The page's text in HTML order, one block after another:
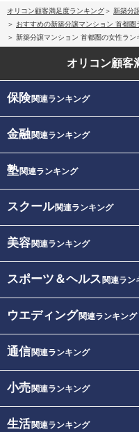
オリコン顧客満足度ランキング
新築分
おすすめの新築分譲マンション 首都圏
新築分譲マンション 首都圏の女性ラン
オリコン顧客
保険関連ランキング
金融関連ランキング
塾関連ランキング
スクール関連ランキング
美容関連ランキング
スポーツ＆ヘルス 関連ラン
ウエディング関連ランキング
通信関連ランキング
小売関連ランキング
生活関連ランキング